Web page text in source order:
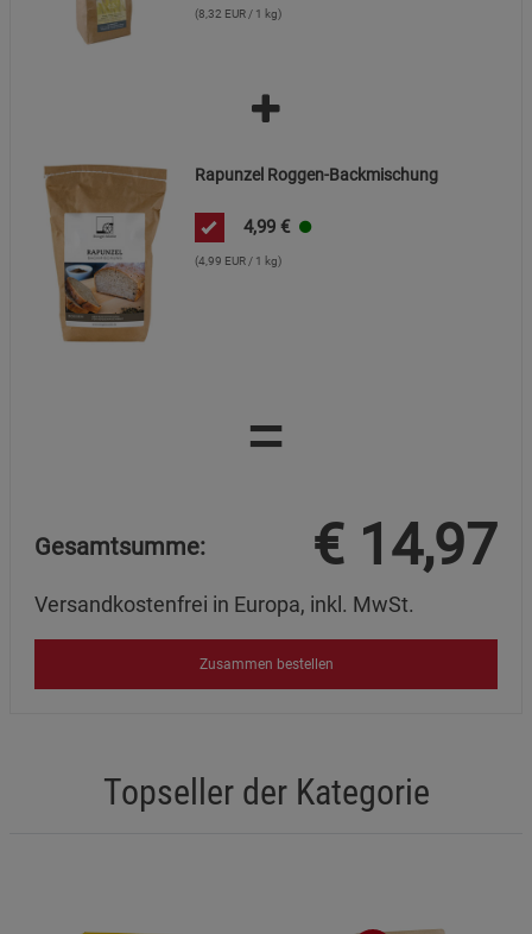
(8,32 EUR / 1 kg)
Rapunzel Roggen-Backmischung
4,99 €
(4,99 EUR / 1 kg)
=
Gesamtsumme: € 14,97
Versandkostenfrei in Europa, inkl. MwSt.
Zusammen bestellen
Topseller der Kategorie